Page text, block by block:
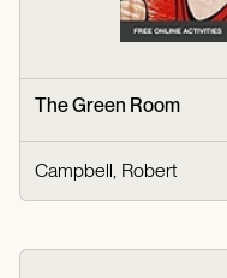
The Green Room
Campbell, Robert